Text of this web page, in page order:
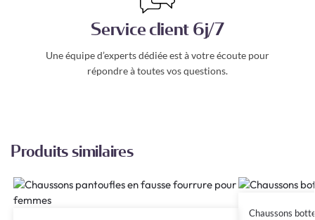
Service client 6j/7
Une équipe d’experts dédiée est à votre écoute pour
répondre à toutes vos questions.
Produits similaires
Chaussons